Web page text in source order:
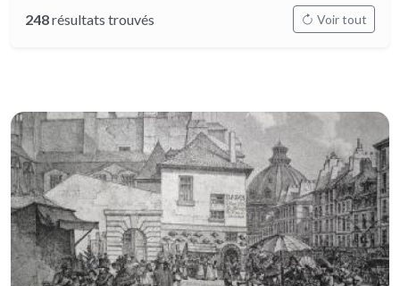
248résultats trouvés Voir tout